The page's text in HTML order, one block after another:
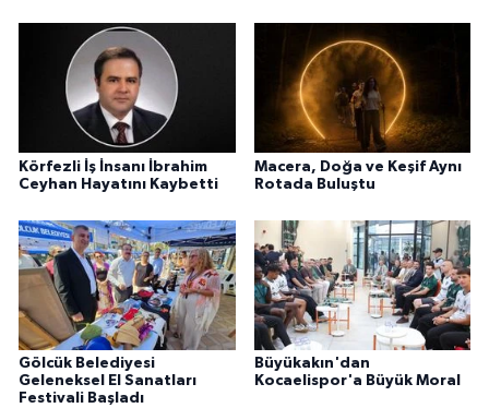
Körfezli İş İnsanı İbrahim
Ceyhan Hayatını Kaybetti
Macera, Doğa ve Keşif Aynı
Rotada Buluştu
Gölcük Belediyesi
Geleneksel El Sanatları
Festivali Başladı
Büyükakın'dan
Kocaelispor'a Büyük Moral